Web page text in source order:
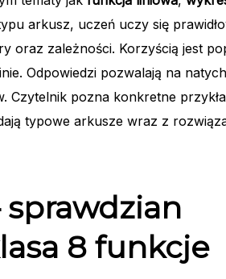
arkusz, uczeń uczy się
oraz zależności. Korzyścią jest
Odpowiedzi pozwalają na
Czytelnik pozna konkretne
typowe arkusze wraz z
sprawdzian
8 funkcje